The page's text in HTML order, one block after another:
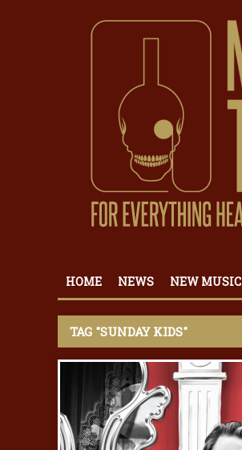
HOME NEWS NEW MUSIC
TAG "SUNDAY KIDS"